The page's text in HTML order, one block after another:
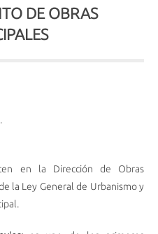
DE OBRAS
en la Dirección de Obras
la Ley General de Urbanismo y